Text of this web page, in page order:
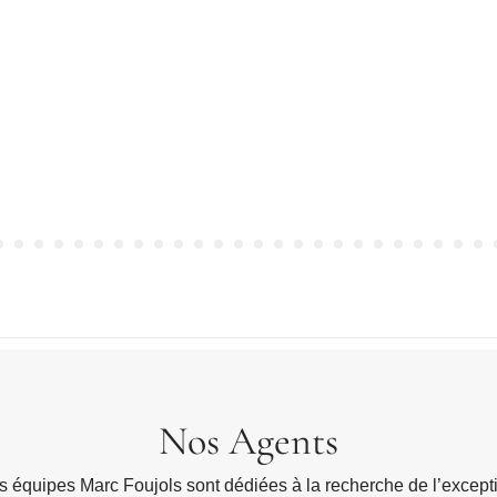
Nos Agents
équipes Marc Foujols sont dédiées à la recherche de